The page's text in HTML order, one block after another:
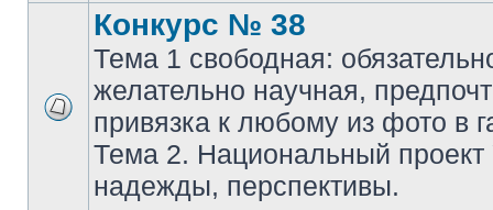
Конкурс № 38
Тема 1 свободная:
желательно научная,
привязка к любому из фото в
Тема 2. Национальный
надежды, перспективы.